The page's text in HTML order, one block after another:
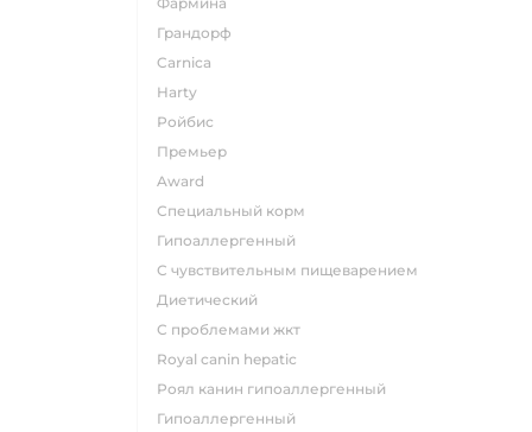
грандорф
carnica
harty
ройбис
премьер
award
специальный корм
гипоаллергенный
с чувствительным пищеварением
диетический
с проблемами жкт
royal canin hepatic
роял канин гипоаллергенный
гипоаллергенный